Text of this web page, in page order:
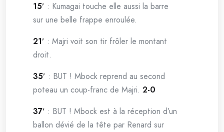
15′ : Kumagai touche elle aussi la barre
sur une belle frappe enroulée.
21′ : Majri voit son tir frôler le montant
droit.
35′ : BUT ! Mbock reprend au second
poteau un coup-franc de Majri. 2-0
37′ : BUT ! Mbock est à la réception d’un
ballon dévié de la tête par Renard sur